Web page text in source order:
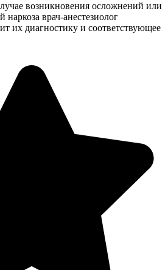
возникновения осложнений или
наркоза врач-анестезиолог
их диагностику и соответствующее